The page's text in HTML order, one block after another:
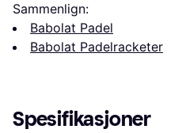
Sammenlign:
Babolat Padel
Babolat Padelracketer
Spesifikasjoner